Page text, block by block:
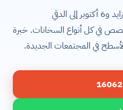
صيانة سخانات في الجيزة — من الشيخ زايد و6 أكتوبر إلى الدقي
في كل أنواع السخانات. خبرة
في المجتمعات الجديدة.